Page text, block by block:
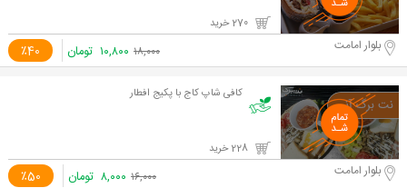
٪40 بلوار امامت ۱۸,۰۰۰ ۱۰,۸۰۰ تومان
کافی شاپ کاج با پکیج افطار
٪50 بلوار امامت ۱۶,۰۰۰ ۸,۰۰۰ تومان